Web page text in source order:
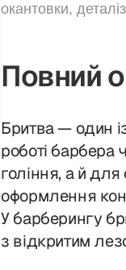
окантовки,
Повний
Бритва — один
роботі барбера
гоління, а й
оформлення
У барберингу
з відкритим